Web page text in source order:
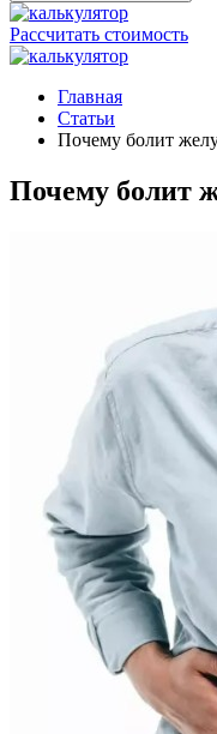
Рассчитать стоимость
Главная
Статьи
Почему болит
Почему болит